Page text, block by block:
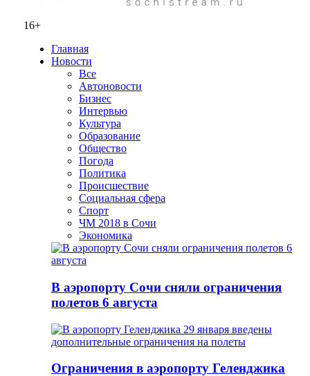
16+
Главная
Новости
Все
Автоновости
Бизнес
Интервью
Культура
Образование
Общество
Погода
Политика
Происшествие
Социальная сфера
Спорт
ЧМ 2018 в Сочи
Экономика
В аэропорту Сочи сняли ограничения
полетов 6 августа
Ограничения в аэропорту Геленджика